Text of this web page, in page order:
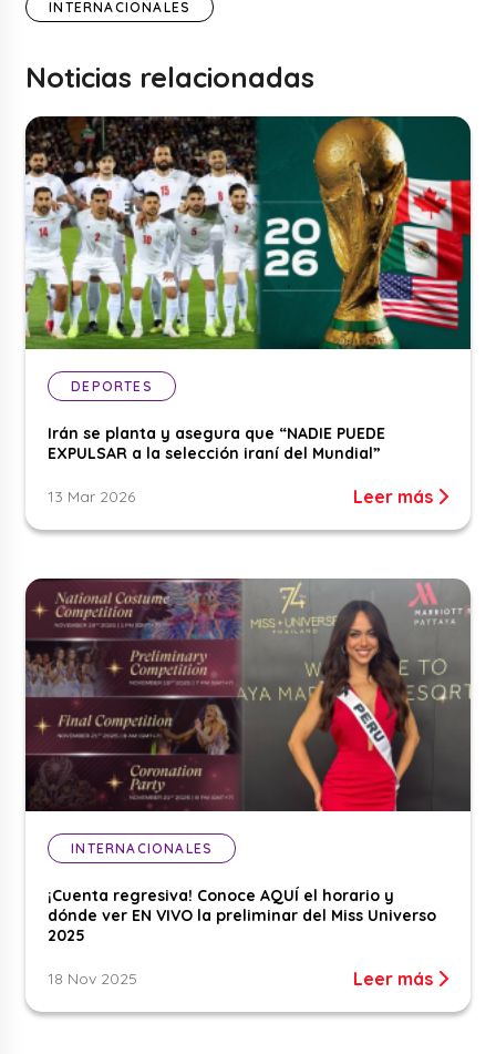
INTERNACIONALES
Noticias relacionadas
DEPORTES
Irán se planta y asegura que “NADIE PUEDE
EXPULSAR a la selección iraní del Mundial”
13 Mar 2026 Leer más
INTERNACIONALES
¡Cuenta regresiva! Conoce AQUÍ el horario y
dónde ver EN VIVO la preliminar del Miss Universo
2025
18 Nov 2025 Leer más